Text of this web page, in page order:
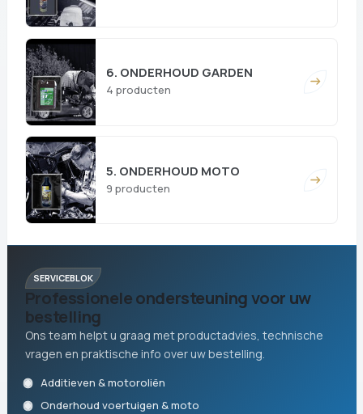
6. ONDERHOUD GARDEN
4 producten
5. ONDERHOUD MOTO
9 producten
SERVICEBLOK
Professionele ondersteuning voor uw
bestelling
Ons team helpt u graag met productadvies, technische
vragen en praktische info over uw bestelling.
Additieven & motoroliën
Onderhoud voertuigen & moto